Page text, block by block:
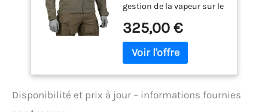
gestion de la vapeur sur le
technologie Cocona
Microfleece Inserts air/Pac
fixes au niveau des
système Hood/Harness
325,00 €
Disponibilité et prix à jour – informations fournies